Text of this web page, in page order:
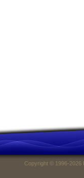
Copyright © 1996-2026